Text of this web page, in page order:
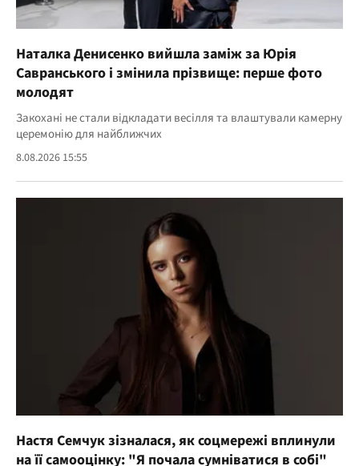
Наталка Денисенко вийшла заміж за Юрія
Савранського і змінила прізвище: перше фото
молодят
Закохані не стали відкладати весілля та влаштували камерну
церемонію для найближчих
8.08.2026 15:55
Настя Семчук зізналася, як соцмережі вплинули
на її самооцінку: "Я почала сумніватися в собі"